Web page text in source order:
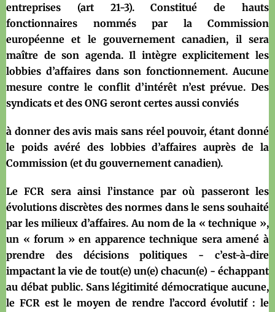
entreprises (art 21-3). Constitué de hauts
fonctionnaires nommés par la Commission
européenne et le gouvernement canadien, il sera
maître de son agenda. Il intègre explicitement les
lobbies d’affaires dans son fonctionnement. Aucune
mesure contre le conflit d’intérêt n’est prévue. Des
syndicats et des ONG seront certes aussi conviés
à donner des avis mais sans réel pouvoir, étant donné
le poids avéré des lobbies d’affaires auprès de la
Commission (et du gouvernement canadien).
Le FCR sera ainsi l’instance par où passeront les
évolutions discrètes des normes dans le sens souhaité
par les milieux d’affaires. Au nom de la « technique »,
un « forum » en apparence technique sera amené à
prendre des décisions politiques - c’est-à-dire
impactant la vie de tout(e) un(e) chacun(e) - échappant
au débat public. Sans légitimité démocratique aucune,
le FCR est le moyen de rendre l’accord évolutif : le